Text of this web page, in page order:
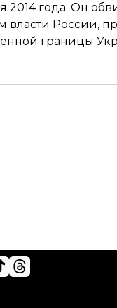
года. Он
власти России,
границы